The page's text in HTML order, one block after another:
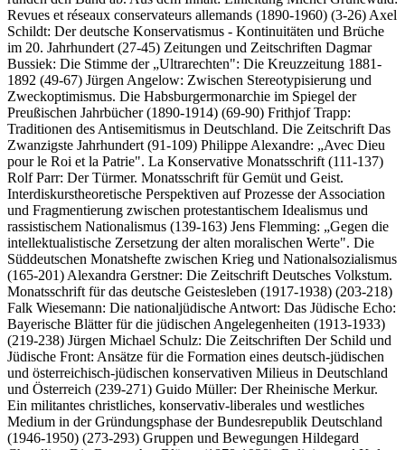
Revues et réseaux conservateurs allemands (1890-1960) (3-26) Axel
Schildt: Der deutsche Konservatismus - Kontinuitäten und Brüche
im 20. Jahrhundert (27-45) Zeitungen und Zeitschriften Dagmar
Bussiek: Die Stimme der „Ultrarechten": Die Kreuzzeitung 1881-
1892 (49-67) Jürgen Angelow: Zwischen Stereotypisierung und
Zweckoptimismus. Die Habsburgermonarchie im Spiegel der
Preußischen Jahrbücher (1890-1914) (69-90) Frithjof Trapp:
Traditionen des Antisemitismus in Deutschland. Die Zeitschrift Das
Zwanzigste Jahrhundert (91-109) Philippe Alexandre: „Avec Dieu
pour le Roi et la Patrie". La Konservative Monatsschrift (111-137)
Rolf Parr: Der Türmer. Monatsschrift für Gemüt und Geist.
Interdiskurstheoretische Perspektiven auf Prozesse der Association
und Fragmentierung zwischen protestantischem Idealismus und
rassistischem Nationalismus (139-163) Jens Flemming: „Gegen die
intellektualistische Zersetzung der alten moralischen Werte". Die
Süddeutschen Monatshefte zwischen Krieg und Nationalsozialismus
(165-201) Alexandra Gerstner: Die Zeitschrift Deutsches Volkstum.
Monatsschrift für das deutsche Geistesleben (1917-1938) (203-218)
Falk Wiesemann: Die nationaljüdische Antwort: Das Jüdische Echo:
Bayerische Blätter für die jüdischen Angelegenheiten (1913-1933)
(219-238) Jürgen Michael Schulz: Die Zeitschriften Der Schild und
Jüdische Front: Ansätze für die Formation eines deutsch-jüdischen
und österreichisch-jüdischen konservativen Milieus in Deutschland
und Österreich (239-271) Guido Müller: Der Rheinische Merkur.
Ein militantes christliches, konservativ-liberales und westliches
Medium in der Gründungsphase der Bundesrepublik Deutschland
(1946-1950) (273-293) Gruppen und Bewegungen Hildegard